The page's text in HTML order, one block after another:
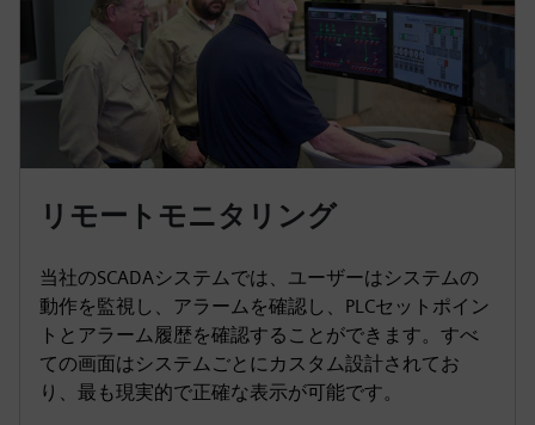
リモートモニタリング
当社のSCADAシステムでは、ユーザーはシステムの
動作を監視し、アラームを確認し、PLCセットポイン
トとアラーム履歴を確認することができます。すべ
ての画面はシステムごとにカスタム設計されてお
り、最も現実的で正確な表示が可能です。